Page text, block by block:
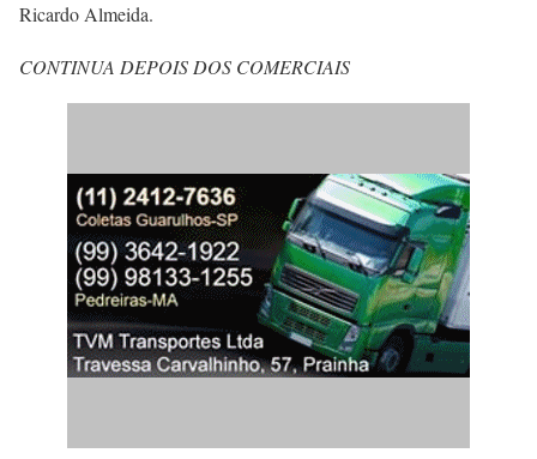
Ricardo Almeida.
CONTINUA DEPOIS DOS COMERCIAIS